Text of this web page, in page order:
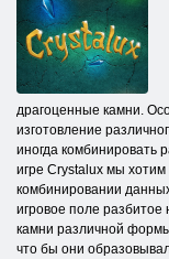
драгоценные камни.
изготовление
иногда комбинировать
игре Crystalux мы
комбинировании
игровое поле разбитое
камни различной
что бы они